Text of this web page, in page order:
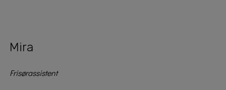
Mira
Frisørassistent